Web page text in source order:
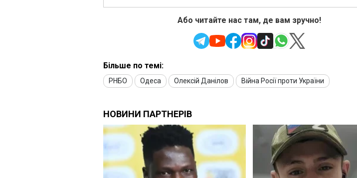
Або читайте нас там, де вам зручно!
Більше по темі:
РНБО Одеса Олексій Данілов Війна Росії проти України